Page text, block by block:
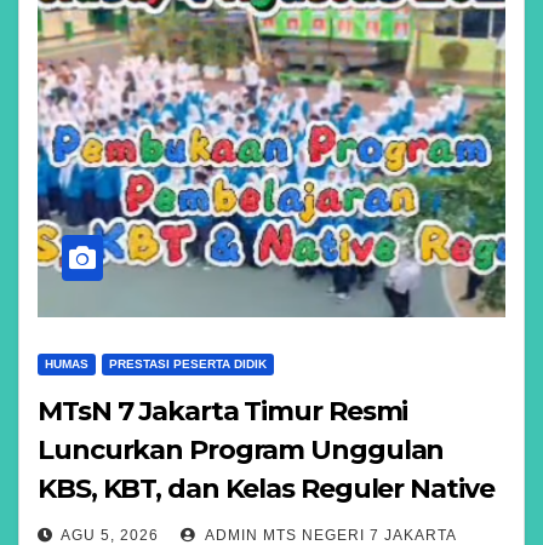
HUMAS PRESTASI PESERTA DIDIK
MTsN 7 Jakarta Timur Resmi
Luncurkan Program Unggulan
KBS, KBT, dan Kelas Reguler Native
AGU 5, 2026 ADMIN MTS NEGERI 7 JAKARTA